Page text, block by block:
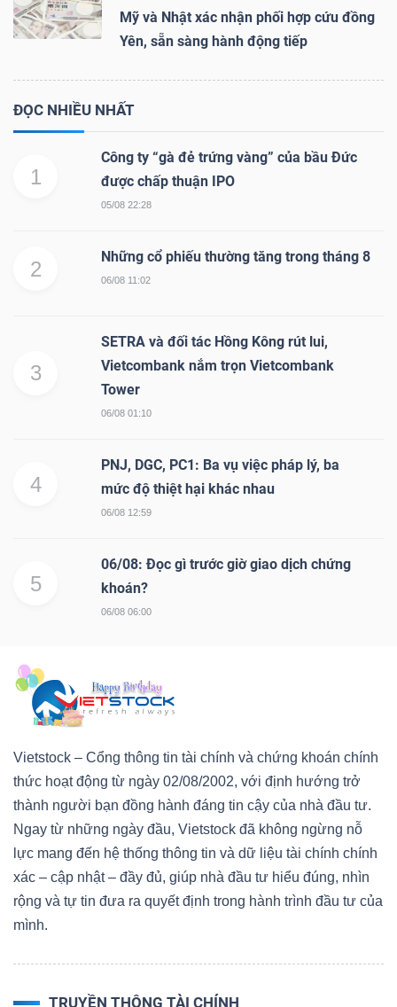
Mỹ và Nhật xác nhận phối hợp cứu đồng
Yên, sẵn sàng hành động tiếp
ĐỌC NHIỀU NHẤT
1
Công ty “gà đẻ trứng vàng” của bầu Đức
được chấp thuận IPO
05/08 22:28
2
Những cổ phiếu thường tăng trong tháng 8
06/08 11:02
3
SETRA và đối tác Hồng Kông rút lui,
Vietcombank nắm trọn Vietcombank
Tower
06/08 01:10
4
PNJ, DGC, PC1: Ba vụ việc pháp lý, ba
mức độ thiệt hại khác nhau
06/08 12:59
5
06/08: Đọc gì trước giờ giao dịch chứng
khoán?
06/08 06:00
Vietstock – Cổng thông tin tài chính và chứng khoán chính
thức hoạt động từ ngày 02/08/2002, với định hướng trở
thành người bạn đồng hành đáng tin cậy của nhà đầu tư.
Ngay từ những ngày đầu, Vietstock đã không ngừng nỗ
lực mang đến hệ thống thông tin và dữ liệu tài chính chính
xác – cập nhật – đầy đủ, giúp nhà đầu tư hiểu đúng, nhìn
rộng và tự tin đưa ra quyết định trong hành trình đầu tư của
mình.
TRUYỀN THÔNG TÀI CHÍNH